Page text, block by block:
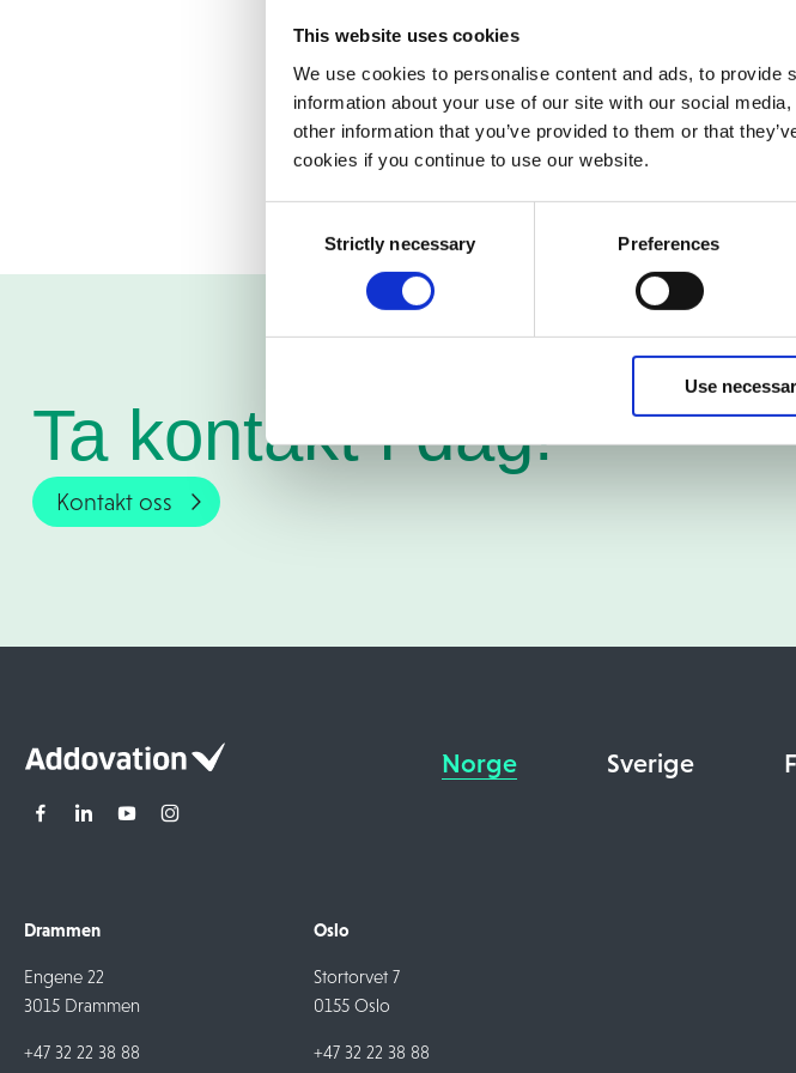
This website uses cookies
We use cookies to personalise content and ads, to
information about your use of our site with our social
other information that you’ve provided to them or that
cookies if you continue to use our website.
SelectionStrictly necessary Preferences
Use
Vi tilbyr1., 2. eller 3. linje
til lokale support
stedet support .
Ta kontakt i dag!
Kontakt oss
Norge Sverige
Drammen
Engene 22
3015 Drammen
+47 32 22 38 88
Oslo
Stortorvet 7
0155 Oslo
+47 32 22 38 88